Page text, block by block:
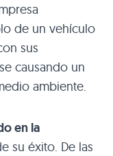
de un vehículo
sus
causando un
ambiente.
en la
su éxito. De las